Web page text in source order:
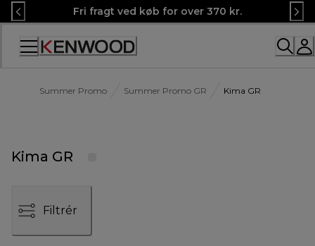
Skip
to
Content
Fri fragt ved køb for over 370 kr.
Summer Promo Summer Promo GR Kima GR
Kima GR
Filtrér